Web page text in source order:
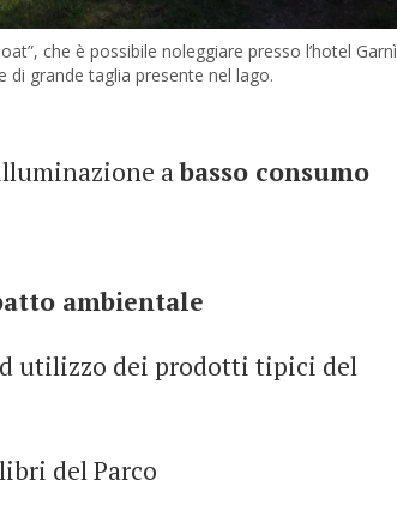
che è possibile noleggiare presso l’hotel Garnì
grande taglia presente nel lago.
abasso consumo
ambientale
utilizzo dei prodotti tipici del
del Parco